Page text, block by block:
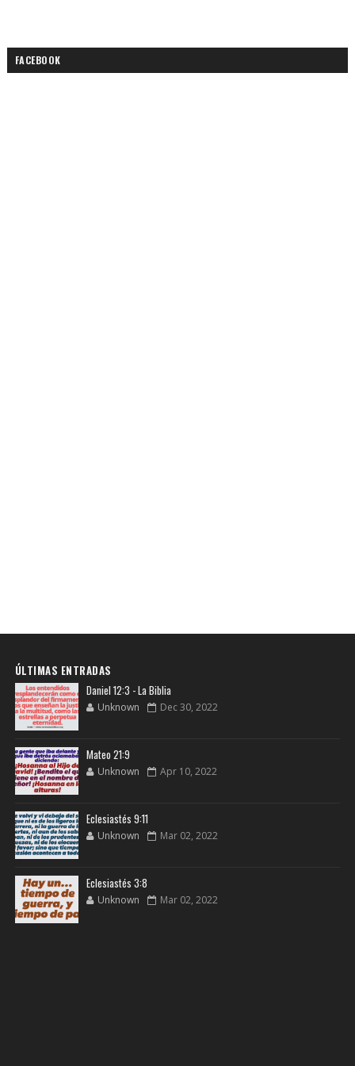
FACEBOOK
ÚLTIMAS ENTRADAS
Daniel 12:3 - La Biblia
Unknown Dec 30, 2022
Mateo 21:9
Unknown Apr 10, 2022
Eclesiastés 9:11
Unknown Mar 02, 2022
Eclesiastés 3:8
Unknown Mar 02, 2022